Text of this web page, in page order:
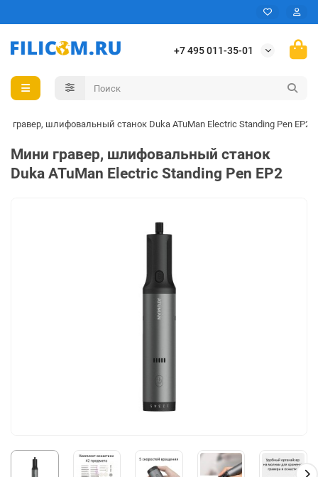
+7 495 011-35-01
гравер, шлифовальный станок Duka ATuMan Electric Standing Pen EP2
Мини гравер, шлифовальный станок
Duka ATuMan Electric Standing Pen EP2